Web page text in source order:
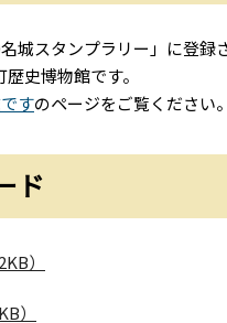
城スタンプラリー」に登録
史博物館です。
すのページをご覧ください。
ド
）
）